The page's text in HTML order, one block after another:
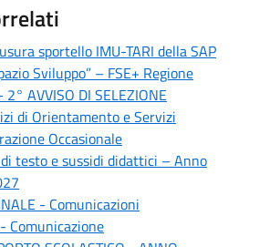
sportello IMU-TARI della SAP
Sviluppo” – FSE+ Regione
AVVISO DI SELEZIONE
di Orientamento e Servizi
Occasionale
testo e sussidi didattici – Anno
- Comunicazioni
Comunicazione